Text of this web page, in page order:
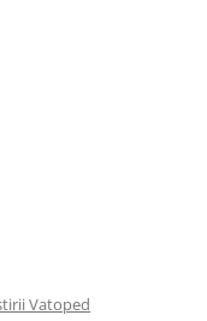
Vatoped